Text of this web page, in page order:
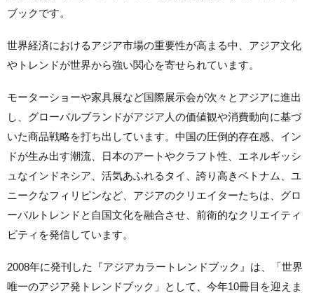
ブックです。
世界経済におけるアジア市場の重要性が高まる中、アジア文化
やトレンドが世界から強い関心を寄せられています。
モーターショーや家具展など国際展示会が次々とアジアに進出
し、グローバルブランドがアジア人の価値観や消費動向に基づ
いた商品戦略を打ち出しています。中国の圧倒的存在感、イン
ドが生み出す潮流、日本のアートやクラフト性、エネルギッシ
ュなインドネシア、活気あふれるタイ、誇り高きベトナム、ユ
ニークなフィリピンなど、アジアのクリエイターたちは、グロ
ーバルトレンドと自国文化を融合させ、前衛的なクリエイティ
ビティを発信しています。
2008年に発刊した『アジアカラートレンドブック』は、「世界
唯一のアジア発トレンドブック」として、今年10冊目を迎えま